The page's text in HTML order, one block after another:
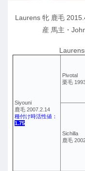
Laurens 牝 鹿毛
産 馬主・
Siyouni
鹿毛 2007.2.14
種付け時活性値：
1.75
Pivotal
栗毛
Sichilla
鹿毛